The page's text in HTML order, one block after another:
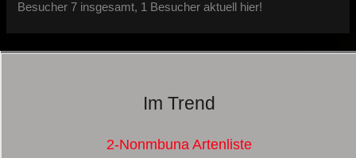
Besucher 7 insgesamt, 1 Besucher aktuell hier!
Im Trend
2-Nonmbuna Artenliste